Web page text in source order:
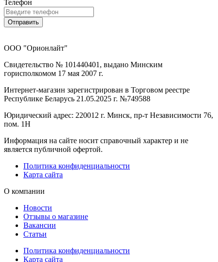
Телефон
Отправить
ООО "Орионлайт"
Свидетельство № 101440401, выдано Минским
горисполкомом 17 мая 2007 г.
Интернет-магазин зарегистрирован в Торговом реестре
Республике Беларусь 21.05.2025 г. №749588
Юридический адрес: 220012 г. Минск, пр-т Независимости 76,
пом. 1Н
Информация на сайте носит справочный характер и не
является публичной офертой.
Политика конфиденциальности
Карта сайта
О компании
Новости
Отзывы о магазине
Вакансии
Статьи
Политика конфиденциальности
Карта сайта